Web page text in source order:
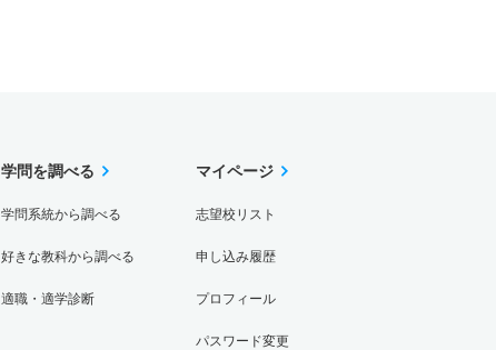
学問を調べる
学問系統から調べる
好きな教科から調べる
適職・適学診断
マイページ
志望校リスト
申し込み履歴
プロフィール
パスワード変更